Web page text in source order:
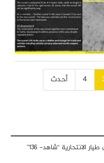
4 أحدث
الانتحارية “شاهد- 136”